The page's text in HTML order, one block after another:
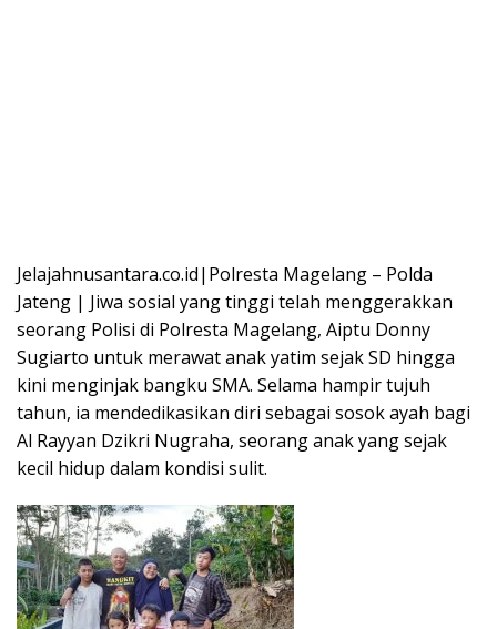
Jelajahnusantara.co.id|Polresta Magelang – Polda
Jateng | Jiwa sosial yang tinggi telah menggerakkan
seorang Polisi di Polresta Magelang, Aiptu Donny
Sugiarto untuk merawat anak yatim sejak SD hingga
kini menginjak bangku SMA. Selama hampir tujuh
tahun, ia mendedikasikan diri sebagai sosok ayah bagi
Al Rayyan Dzikri Nugraha, seorang anak yang sejak
kecil hidup dalam kondisi sulit.